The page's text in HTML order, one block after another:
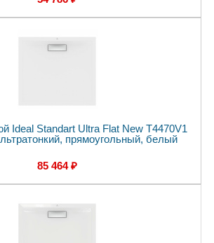
Ideal Standart Ultra Flat New T4470V1
прямоугольный, белый
85 464 ₽